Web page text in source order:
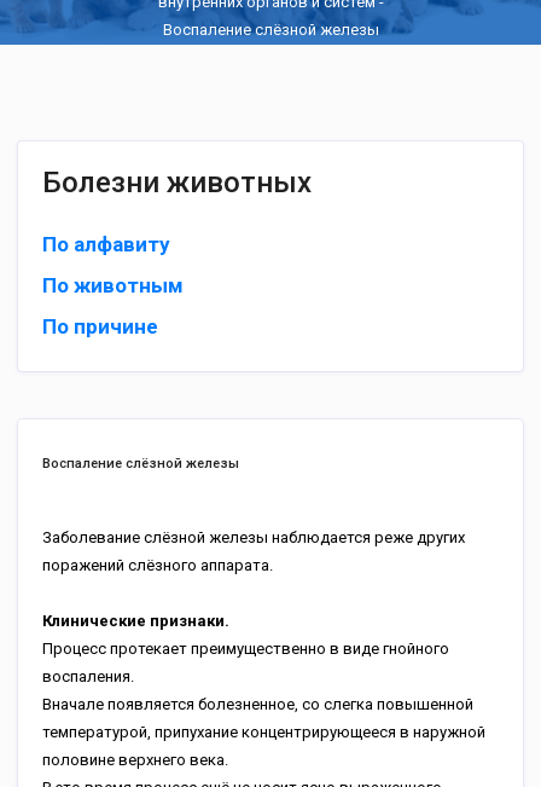
Воспаление слёзной железы
Болезни животных
По алфавиту
По животным
По причине
Воспаление слёзной железы
Заболевание слёзной железы наблюдается реже других
поражений слёзного аппарата.
Клинические признаки.
Процесс протекает преимущественно в виде гнойного
воспаления.
Вначале появляется болезненное, со слегка повышенной
температурой, припухание концентрирующееся в наружной
половине верхнего века.